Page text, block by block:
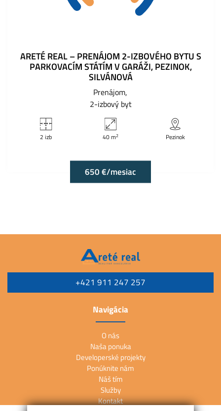
ARETÉ REAL – PRENÁJOM 2-IZBOVÉHO BYTU S
PARKOVACÍM STÁTÍM V GARÁŽI, PEZINOK,
SILVÁNOVÁ
Prenájom
2-izbový byt
2 izb 40 m2 Pezinok
650 €/mesiac
+421 911 247 257
Navigácia
O nás
Naša ponuka
Developerské projekty
Ponúknite nám
Náš tím
Služby
Kontakt